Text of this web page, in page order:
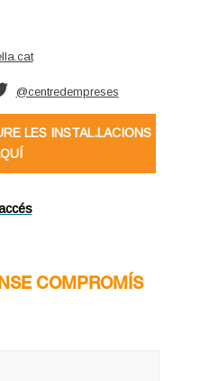
@centredempreses
LES INSTAL.LACIONS
COMPROMÍS